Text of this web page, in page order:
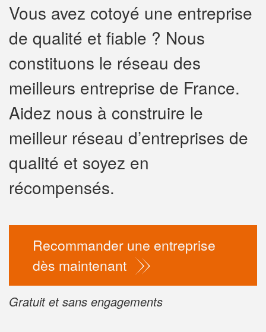
Vous avez cotoyé une entreprise
de qualité et fiable ? Nous
constituons le réseau des
meilleurs entreprise de France.
Aidez nous à construire le
meilleur réseau d’entreprises de
qualité et soyez en
récompensés.
Recommander une entreprise
dès maintenant
Gratuit et sans engagements
vos